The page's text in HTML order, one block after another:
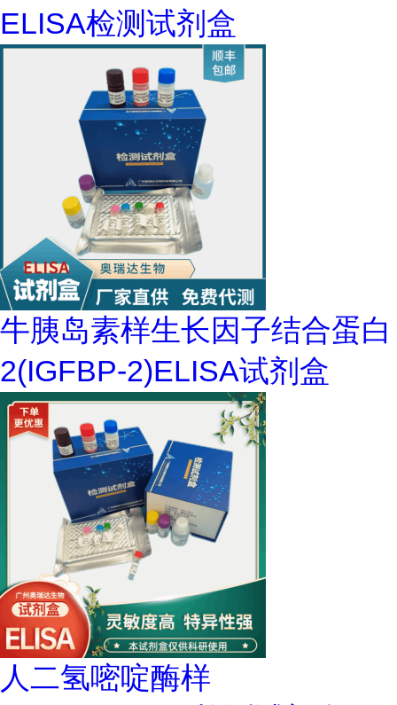
ELISA检测试剂盒
牛胰岛素样生长因子结合蛋白
2(IGFBP-2)ELISA试剂盒
人二氢嘧啶酶样